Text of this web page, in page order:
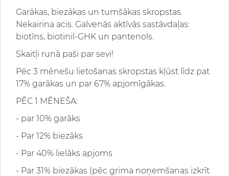
Garākas, biezākas un tumšākas skropstas.
Nekairina acis. Galvenās aktīvās sastāvdaļas:
biotīns, biotinil-GHK un pantenols.
Skaitļi runā paši par sevi!
Pēc 3 mēnešu lietošanas skropstas kļūst līdz pat
17% garākas un par 67% apjomīgākas.
PĒC 1 MĒNEŠA:
- par 10% garāks
- Par 12% biezāks
- Par 40% lielāks apjoms
- Par 31% biezākas (pēc grima noņemšanas izkrīt